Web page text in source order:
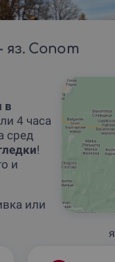
яз. Сопот
в
4 часа
сред
!
и
или